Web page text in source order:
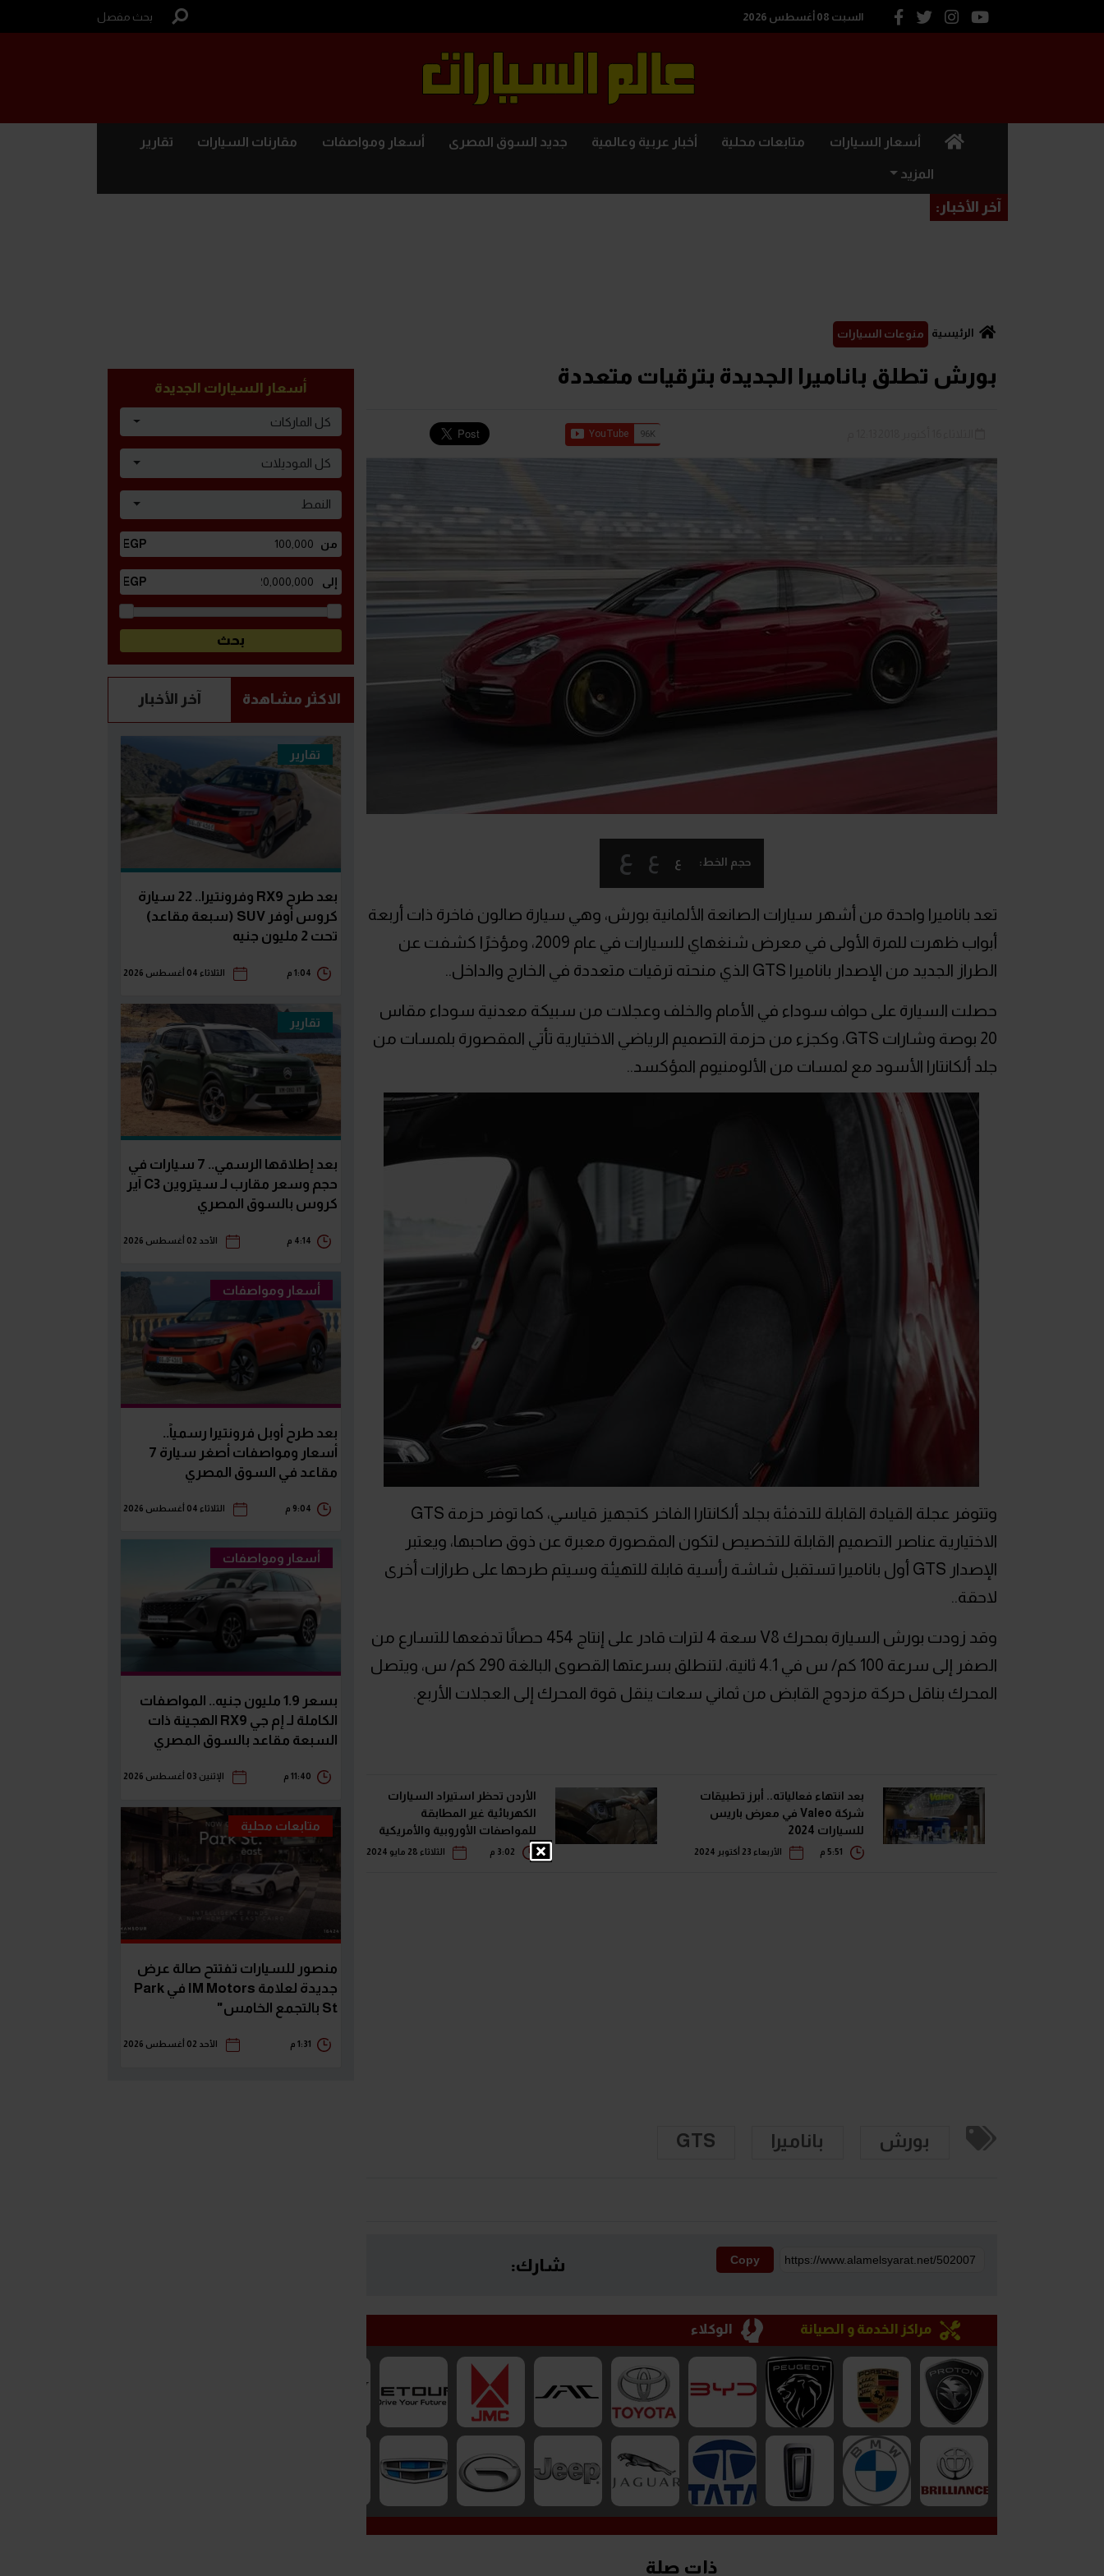
السبت 08 أغسطس 2026 بحث مفصل
(current) أسعار السيارات متابعات محلية أخبار عربية وعالمية جديد السوق المصرى أسعار ومواصفات مقارنات السيارات تقارير
المزيد
آخر الأخبار:
الرئيسية منوعات السيارات
بورش تطلق باناميرا الجديدة بترقيات متعددة
حجم الخط: ع ع ع
تعد باناميرا واحدة من أشهر سيارات الصانعة الألمانية بورش، وهي سيارة صالون فاخرة ذات أربعة
أبواب ظهرت للمرة الأولى في معرض شنغهاي للسيارات في عام 2009، ومؤخرًا كشفت عن
الطراز الجديد من الإصدار باناميرا GTS الذي منحته ترقيات متعددة في الخارج والداخل..
حصلت السيارة على حواف سوداء في الأمام والخلف وعجلات من سبيكة معدنية سوداء مقاس
20 بوصة وشارات GTS، وكجزء من حزمة التصميم الرياضي الاختيارية تأتي المقصورة بلمسات من
جلد ألكانتارا الأسود مع لمسات من الألومنيوم المؤكسد..
وتتوفر عجلة القيادة القابلة للتدفئة بجلد ألكانتارا الفاخر كتجهيز قياسي، كما توفر حزمة GTS
الاختيارية عناصر التصميم القابلة للتخصيص لتكون المقصورة معبرة عن ذوق صاحبها، ويعتبر
الإصدار GTS أول باناميرا تستقبل شاشة رأسية قابلة للتهيئة وسيتم طرحها على طرازات أخرى
لاحقة..
وقد زودت بورش السيارة بمحرك V8 سعة 4 لترات قادر على إنتاج 454 حصانًا تدفعها للتسارع من
الصفر إلى سرعة 100 كم/ س في 4.1 ثانية، لتنطلق بسرعتها القصوى البالغة 290 كم/ س، ويتصل
المحرك بناقل حركة مزدوج القابض من ثماني سعات ينقل قوة المحرك إلى العجلات الأربع.
بعد انتهاء فعالياته.. أبرز تطبيقات
شركة Valeo في معرض باريس
للسيارات 2024
الأربعاء 23 أكتوبر 2024
الأردن تحظر استيراد السيارات
الكهربائية غير المطابقة
للمواصفات الأوروبية والأمريكية
الثلاثاء 28 مايو 2024
بورش باناميرا GTS
Copy شارك:
مراكز الخدمة و الصيانة الوكلاء
ذات صلة
أسعار السيارات الجديدة
كل الماركات
كل الموديلات
النمط
الاكثر مشاهدة آخر الأخبار
تقارير
بعد طرح RX9 وفرونتيرا.. 22 سيارة
كروس أوفر SUV (سبعة مقاعد)
تحت 2 مليون جنيه
1:04 م الثلاثاء 04 أغسطس 2026
تقارير
بعد إطلاقها الرسمي.. 7 سيارات في
حجم وسعر مقارب لـ سيتروين C3 آير
كروس بالسوق المصري
4:14 م الأحد 02 أغسطس 2026
أسعار ومواصفات
بعد طرح أوبل فرونتيرا رسمياً..
أسعار ومواصفات أصغر سيارة 7
مقاعد في السوق المصري
9:04 م الثلاثاء 04 أغسطس 2026
أسعار ومواصفات
بسعر 1.9 مليون جنيه.. المواصفات
الكاملة لـ إم جي RX9 الهجينة ذات
السبعة مقاعد بالسوق المصري
11:40 م الإثنين 03 أغسطس 2026
متابعات محلية
منصور للسيارات تفتتح صالة عرض
جديدة لعلامة IM Motors في Park
St بالتجمع الخامس"
1:31 م الأحد 02 أغسطس 2026